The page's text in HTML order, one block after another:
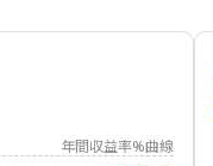
年間収益率%曲線